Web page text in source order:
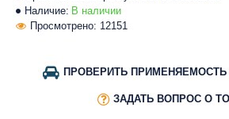
Наличие: В наличии
Просмотрено: 12151
ПРОВЕРИТЬ ПРИМЕНЯЕМОСТЬ
ЗАДАТЬ ВОПРОС О